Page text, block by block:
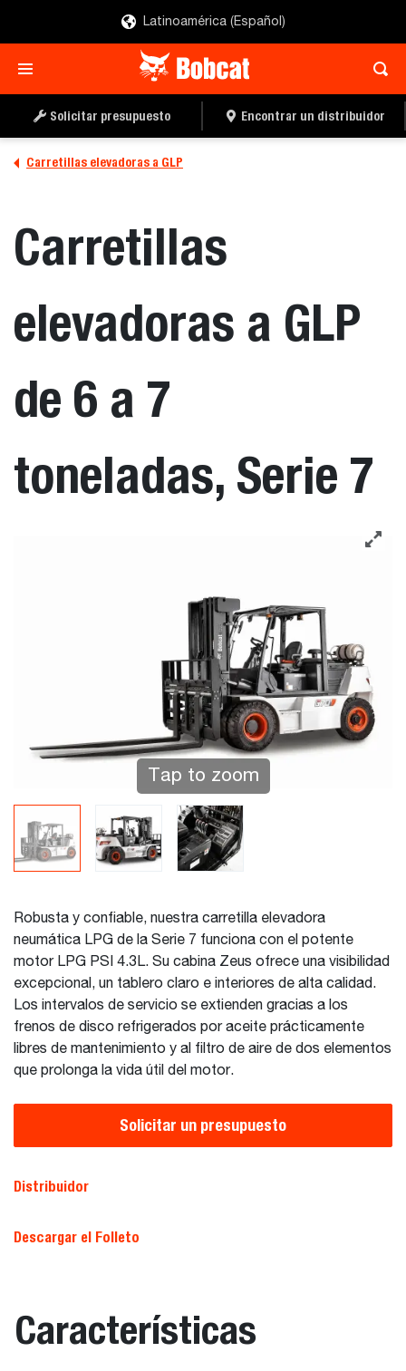
Latinoamérica (Español)
Solicitar presupuesto Encontrar un distribuidor
Carretillas elevadoras a GLP
Carretillas
elevadoras a GLP
de 6 a 7
toneladas, Serie 7
Tap to zoom
Robusta y confiable, nuestra carretilla elevadora
neumática LPG de la Serie 7 funciona con el potente
motor LPG PSI 4.3L. Su cabina Zeus ofrece una visibilidad
excepcional, un tablero claro e interiores de alta calidad.
Los intervalos de servicio se extienden gracias a los
frenos de disco refrigerados por aceite prácticamente
libres de mantenimiento y al filtro de aire de dos elementos
que prolonga la vida útil del motor.
Solicitar un presupuesto
Distribuidor
Descargar el Folleto
Características
BUSCAR UN